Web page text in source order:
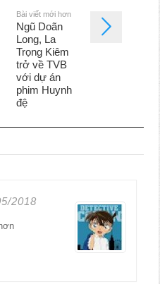
Bài viết mới hơn
Ngũ Doãn
Long, La
Trọng Kiêm
trở về TVB
với dự án
phim Huynh
đệ
2018